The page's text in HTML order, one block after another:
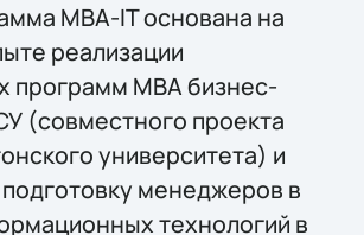
МВА-IT основана на
реализации
программ МВА бизнес-
(совместного проекта
университета) и
менеджеров в
технологий в